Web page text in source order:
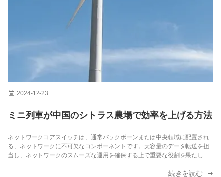
2024-12-23
ミニ列車が中国のシトラス農場で効率を上げる方法
ネットワークコアスイッチは、通常バックボーンまたは中央領域に配置され
る、ネットワークに不可欠なコンポーネントです。大容量のデータ転送を担
当し、ネットワークのスムーズな運用を確保する上で重要な役割を果たしま
て機能し、ファイバーコアスイッチは、ルーターを介したサーバー、インタ
続きを読む